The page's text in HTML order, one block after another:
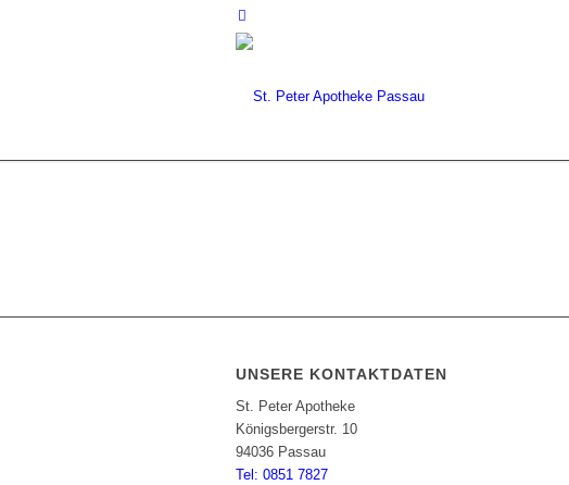
UNSERE KONTAKTDATEN
St. Peter Apotheke
Königsbergerstr. 10
94036 Passau
Tel: 0851 7827